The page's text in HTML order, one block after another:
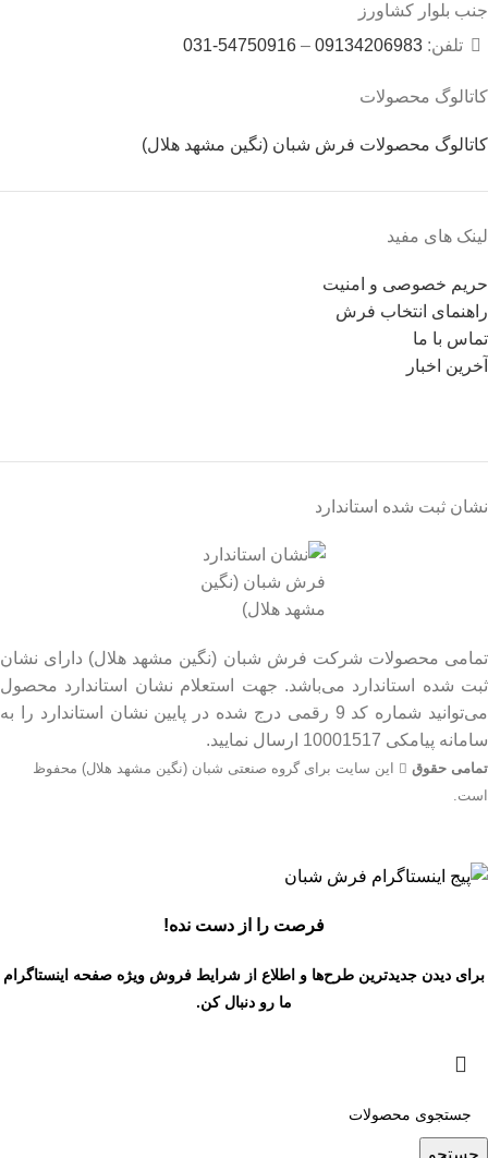
جنب بلوار کشاورز
تلفن: 09134206983
–
54750916-031
کاتالوگ محصولات
کاتالوگ محصولات فرش شبان (نگین مشهد هلال)
لینک های مفید
حریم خصوصی و امنیت
راهنمای انتخاب فرش
تماس با ما
آخرین اخبار
نشان ثبت شده استاندارد
تمامی محصولات شرکت فرش شبان (نگین مشهد هلال) دارای نشان
ثبت شده استاندارد می‌باشد. جهت استعلام نشان استاندارد محصول
می‌توانید شماره کد 9 رقمی درج شده در پایین نشان استاندارد را به
سامانه پیامکی 10001517 ارسال نمایید.
تمامی حقوق
این سایت برای گروه صنعتی شبان (نگین مشهد هلال) محفوظ
است.
فرصت را از دست نده!
برای دیدن جدیدترین طرح‌ها و اطلاع از شرایط فروش ویژه صفحه اینستاگرام
ما رو دنبال کن.
جستجو